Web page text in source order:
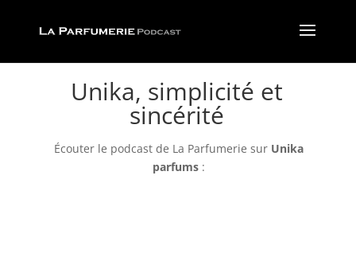
Unika, simplicité et
sincérité
Écouter le podcast de La Parfumerie sur Unika
parfums: